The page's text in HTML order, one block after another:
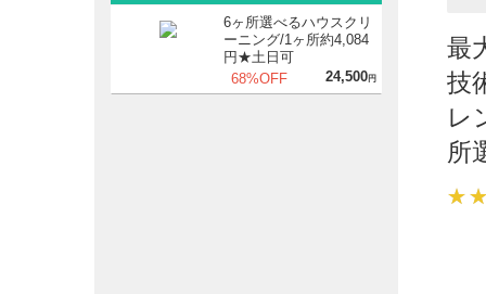
最
技
レ
所
6ヶ所選べるハウスクリ
ーニング/1ヶ所約4,084
円★土日可
68%OFF
24,500円